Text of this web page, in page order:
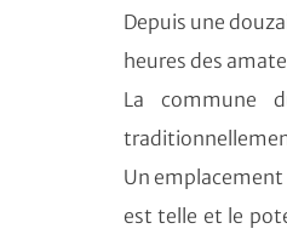
Depuis une
heures des
La commune
Un emplacement
est telle et le